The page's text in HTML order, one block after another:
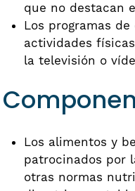
que no destacan
Los programas
actividades
la televisión o
Los alimentos y
patrocinados por
otras normas